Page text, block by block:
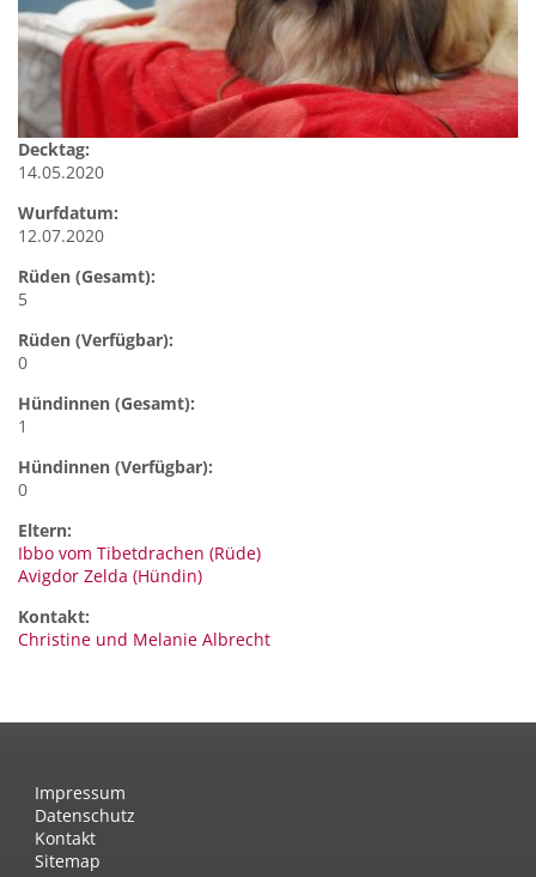
Decktag:
14.05.2020
Wurfdatum:
12.07.2020
Rüden (Gesamt):
5
Rüden (Verfügbar):
0
Hündinnen (Gesamt):
1
Hündinnen (Verfügbar):
0
Eltern:
Ibbo vom Tibetdrachen (Rüde)
Avigdor Zelda (Hündin)
Kontakt:
Christine und Melanie Albrecht
Impressum
Datenschutz
Kontakt
Sitemap